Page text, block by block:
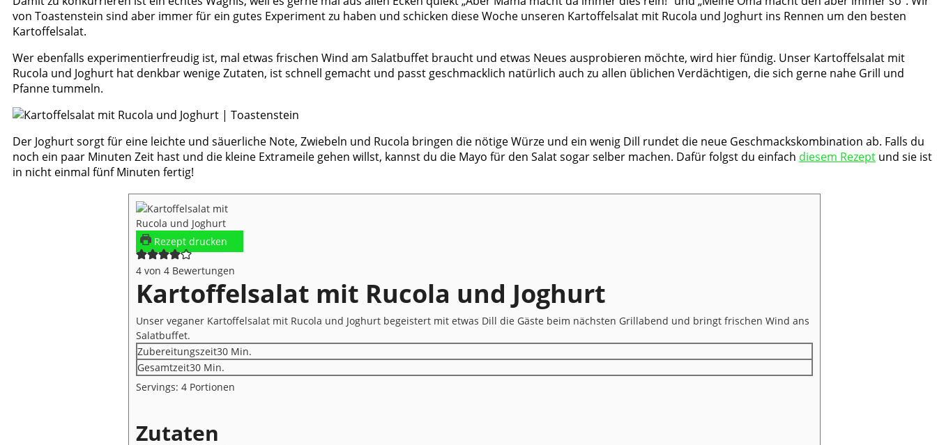
von Toastenstein sind aber immer für ein gutes Experiment zu haben und schicken diese Woche unseren Kartoffelsalat mit Rucola und Joghurt ins Rennen um den besten
Kartoffelsalat.
Wer ebenfalls experimentierfreudig ist, mal etwas frischen Wind am Salatbuffet braucht und etwas Neues ausprobieren möchte, wird hier fündig. Unser Kartoffelsalat mit
Rucola und Joghurt hat denkbar wenige Zutaten, ist schnell gemacht und passt geschmacklich natürlich auch zu allen üblichen Verdächtigen, die sich gerne nahe Grill und
Pfanne tummeln.
Der Joghurt sorgt für eine leichte und säuerliche Note, Zwiebeln und Rucola bringen die nötige Würze und ein wenig Dill rundet die neue Geschmackskombination ab. Falls du
noch ein paar Minuten Zeit hast und die kleine Extrameile gehen willst, kannst du die Mayo für den Salat sogar selber machen. Dafür folgst du einfach diesem Rezept und sie ist
in nicht einmal fünf Minuten fertig!
Rezept drucken
4von 4Bewertungen
Kartoffelsalat mit Rucola und Joghurt
Unser veganer Kartoffelsalat mit Rucola und Joghurt begeistert mit etwas Dill die Gäste beim nächsten Grillabend und bringt frischen Wind ans
Salatbuffet.
Zubereitungszeit30Minuten
Min.
Gesamtzeit30Minuten
Min.
Servings: 4 Portionen
Zutaten